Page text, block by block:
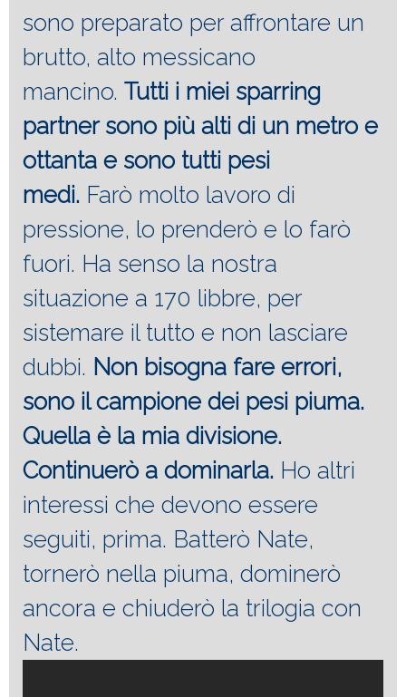
sono preparato per affrontare un
brutto, alto messicano
mancino. Tutti i miei sparring
partner sono più alti di un metro e
ottanta e sono tutti pesi
medi. Farò molto lavoro di
pressione, lo prenderò e lo farò
fuori. Ha senso la nostra
situazione a 170 libbre, per
sistemare il tutto e non lasciare
dubbi. Non bisogna fare errori,
sono il campione dei pesi piuma.
Quella è la mia divisione.
Continuerò a dominarla. Ho altri
interessi che devono essere
seguiti, prima. Batterò Nate,
tornerò nella piuma, dominerò
ancora e chiuderò la trilogia con
Nate.